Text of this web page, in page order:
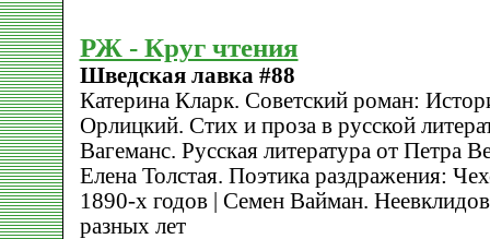
РЖ - Круг чтения
Шведская лавка #88
Катерина Кларк. Советский роман:
Орлицкий. Стих и проза в русской
Вагеманс. Русская литература от Петра
Елена Толстая. Поэтика раздражения:
1890-х годов | Семен Вайман.
разных лет